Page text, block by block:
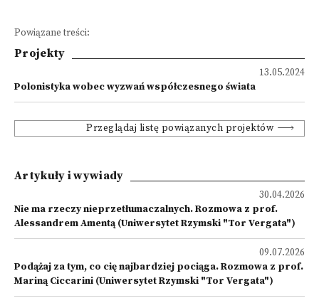
Powiązane treści:
Projekty
13.05.2024
Polonistyka wobec wyzwań współczesnego świata
Przeglądaj listę powiązanych projektów
Artykuły i wywiady
30.04.2026
Nie ma rzeczy nieprzetłumaczalnych. Rozmowa z prof.
Alessandrem Amentą (Uniwersytet Rzymski "Tor Vergata")
09.07.2026
Podążaj za tym, co cię najbardziej pociąga. Rozmowa z prof.
Mariną Ciccarini (Uniwersytet Rzymski "Tor Vergata")